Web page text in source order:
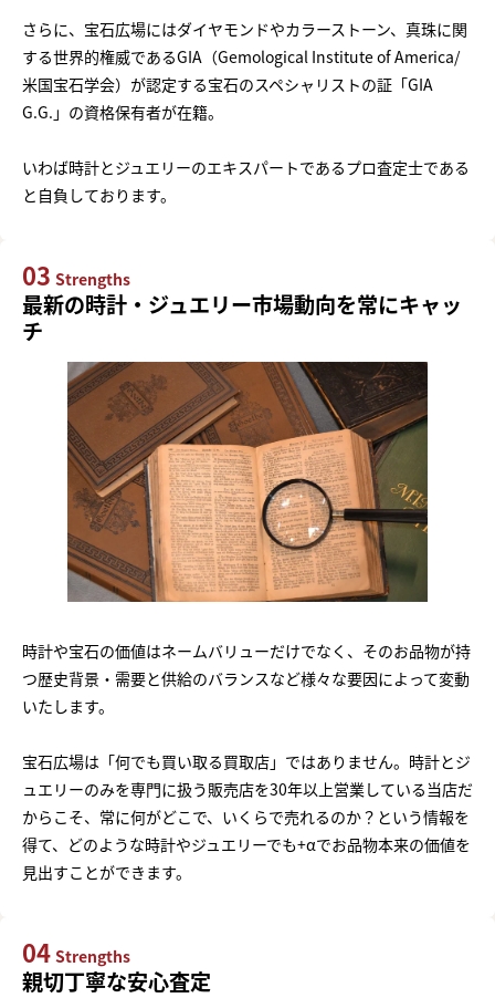
さらに、宝石広場にはダイヤモンドやカラーストーン、真珠に関
する世界的権威であるGIA（Gemological Institute of America/
米国宝石学会）が認定する宝石のスペシャリストの証「GIA
G.G.」の資格保有者が在籍。
いわば時計とジュエリーのエキスパートであるプロ査定士である
と自負しております。
03 Strengths
最新の時計・ジュエリー市場動向を常にキャッ
チ
時計や宝石の価値はネームバリューだけでなく、そのお品物が持
つ歴史背景・需要と供給のバランスなど様々な要因によって変動
いたします。
宝石広場は「何でも買い取る買取店」ではありません。時計とジ
ュエリーのみを専門に扱う販売店を30年以上営業している当店だ
からこそ、常に何がどこで、いくらで売れるのか？という情報を
得て、どのような時計やジュエリーでも+αでお品物本来の価値を
見出すことができます。
04 Strengths
親切丁寧な安心査定